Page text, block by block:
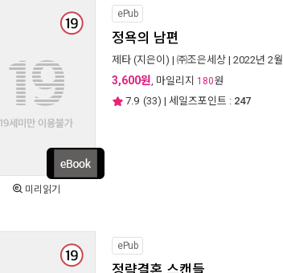
미리읽기
ePub
정욕의 남편
제타 (지은이) | ㈜조은세상 | 2022년 2월
3,600원, 마일리지 180원
7.9 (33) | 세일즈포인트 : 247
ePub
정략결혼 스캔들